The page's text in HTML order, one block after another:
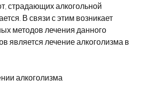
страдающих алкогольной
В связи с этим возникает
методов лечения данного
является лечение алкоголизма в
алкоголизма